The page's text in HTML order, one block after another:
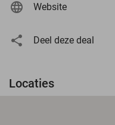
Website
Deel deze deal
Locaties